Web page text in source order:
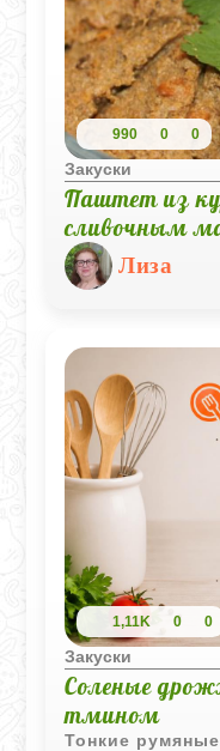
990 0 0
Закуски
Паштет из
сливочным
Лиза
1,11K 0 0
Закуски
Соленые
тмином
Тонкие